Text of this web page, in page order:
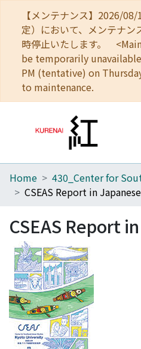
【メンテナンス】2026/
定）において、メンテナ
時停止いたします。
be temporarily
PM (tentative) on
to maintenance.
Home
Browse
Download Ranking
Access Statistics
Library Network
Home
CSEAS Report in Japanese
CSEAS Report